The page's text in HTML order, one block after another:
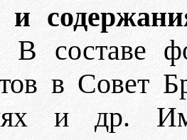
и
В составе
в Совет
и др.